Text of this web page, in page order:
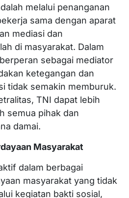
melalui penanganan
sama dengan aparat
mediasi dan
di masyarakat. Dalam
sebagai mediator
ketegangan dan
tidak semakin memburuk.
TNI dapat lebih
semua pihak dan
damai.
Masyarakat
dalam berbagai
masyarakat yang tidak
kegiatan bakti sosial,